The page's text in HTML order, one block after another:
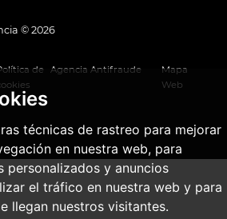
técnicas de rastreo para mejorar
en nuestra web, para
personalizados y anuncios
el tráfico en nuestra web y para
llegan nuestros visitantes.
© 2026
de
Agencia Antifraude
Mapa
Web